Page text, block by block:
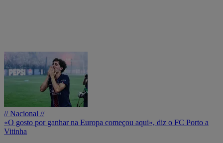
// Nacional //
«O gosto por ganhar na Europa começou aqui», diz o FC Porto a
Vitinha